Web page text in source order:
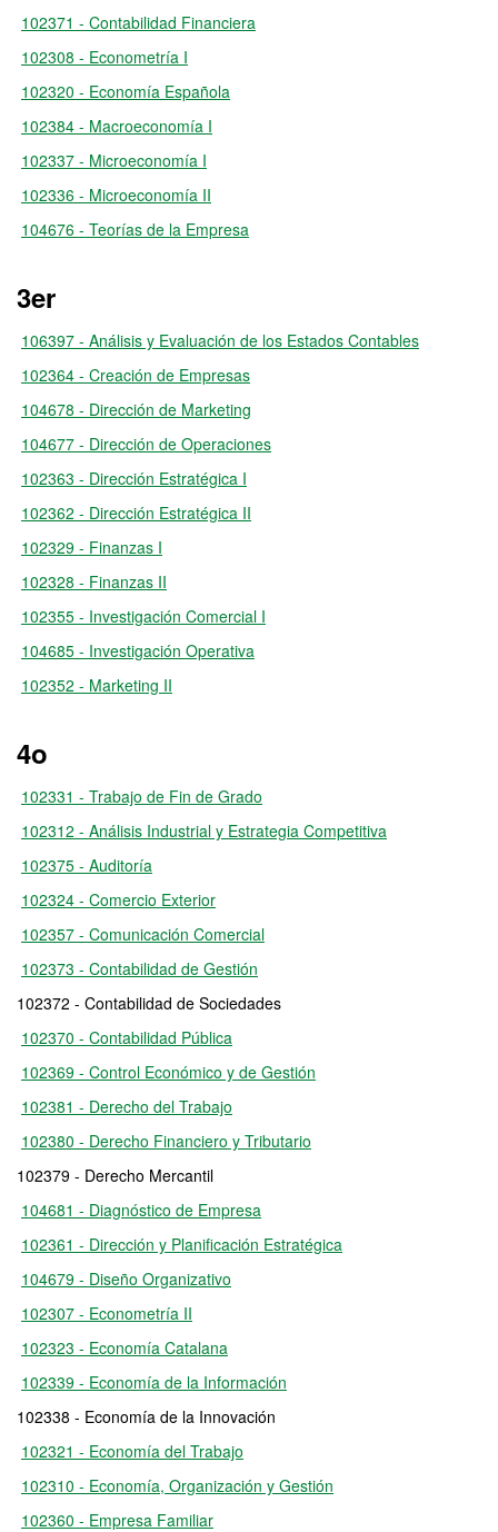
102371 - Contabilidad Financiera
102308 - Econometría I
102320 - Economía Española
102384 - Macroeconomía I
102337 - Microeconomía I
102336 - Microeconomía II
104676 - Teorías de la Empresa
3er
106397 - Análisis y Evaluación de los Estados Contables
102364 - Creación de Empresas
104678 - Dirección de Marketing
104677 - Dirección de Operaciones
102363 - Dirección Estratégica I
102362 - Dirección Estratégica II
102329 - Finanzas I
102328 - Finanzas II
102355 - Investigación Comercial I
104685 - Investigación Operativa
102352 - Marketing II
4o
102331 - Trabajo de Fin de Grado
102312 - Análisis Industrial y Estrategia Competitiva
102375 - Auditoría
102324 - Comercio Exterior
102357 - Comunicación Comercial
102373 - Contabilidad de Gestión
102372 - Contabilidad de Sociedades
102370 - Contabilidad Pública
102369 - Control Económico y de Gestión
102381 - Derecho del Trabajo
102380 - Derecho Financiero y Tributario
102379 - Derecho Mercantil
104681 - Diagnóstico de Empresa
102361 - Dirección y Planificación Estratégica
104679 - Diseño Organizativo
102307 - Econometría II
102323 - Economía Catalana
102339 - Economía de la Información
102338 - Economía de la Innovación
102321 - Economía del Trabajo
102310 - Economía, Organización y Gestión
102360 - Empresa Familiar